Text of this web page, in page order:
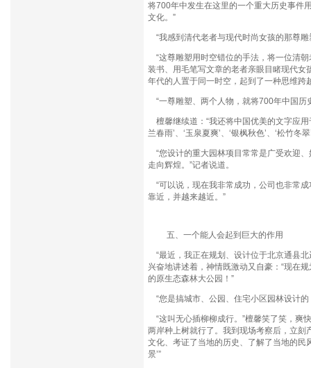
将700年中发生在这里的一个重大历史事件
文化。”
“我感到清代老者与现代时尚女孩的那尊
“这尊雕塑用时空错位的手法，将一位清
装书、用毛笔写文章的老者亲眼目睹现代
年代的人置于同一时空，起到了一种思维跨
“一尊雕塑、两个人物，就将700年中国历
檀馨继续道：“我还将中国优美的文字应
兰春雨’、‘玉泉夏爽’、‘银枫秋色’、‘松竹
“您设计的重大园林项目常常是广受欢迎
走向辉煌。”记者说道。
“可以说，现在我非常成功，公司也非常
靠近，并越来越近。”
五、一个能人会起到巨大的作用
“最近，我正在规划、设计位于北京通县
兴奋地讲述着，神情既激动又自豪：“现在
的原生态森林大公园！”
“您是搞城市、公园、住宅小区园林设计
“这叫无心插柳柳成行。”檀馨笑了笑，爽
两岸种上树就行了。我到现场考察后，立
文化、考证了当地的历史、了解了当地的民
景’”